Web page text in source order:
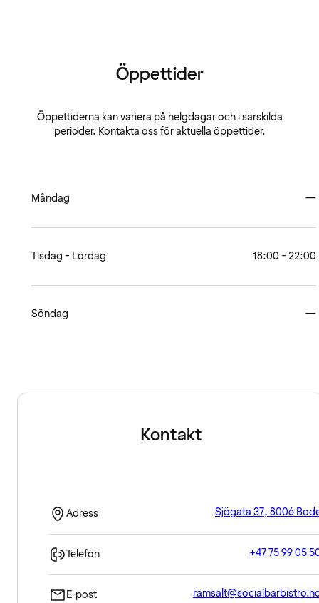
Öppettider
Öppettiderna kan variera på helgdagar och i särskilda
perioder. Kontakta oss för aktuella öppettider.
Måndag —
Tisdag - Lördag 18:00 - 22:00
Söndag —
Kontakt
Adress Sjögata 37, 8006
Telefon +47 75 99 05
E-post